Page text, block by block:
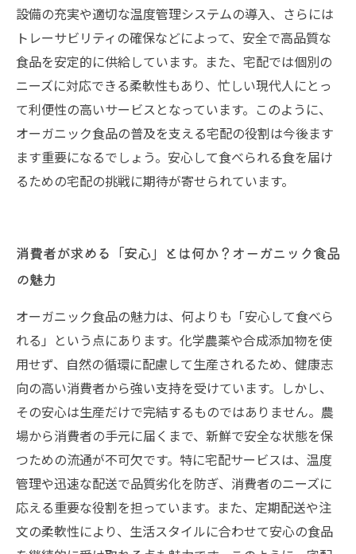
設備の充実や適切な温度管理システムの導入、さらには
トレーサビリティの確保などによって、安全で高品質な
食品を安定的に供給しています。また、宅配では個別の
ニーズに対応できる柔軟性もあり、忙しい現代人にとっ
て利便性の高いサービスとなっています。このように、
オーガニック食品の普及を支える宅配の役割は今後ます
ます重要になるでしょう。安心して食べられる食を届け
るための宅配の挑戦に期待が寄せられています。
消費者が求める「安心」とは何か？オーガニック食品
の魅力
オーガニック食品の魅力は、何よりも「安心して食べら
れる」という点にあります。化学農薬や合成添加物を使
用せず、自然の循環に配慮して生産されるため、健康志
向の高い消費者から強い支持を受けています。しかし、
その安心は生産だけで完結するものではありません。農
場から消費者の手元に届くまで、新鮮で安全な状態を保
つための流通が不可欠です。特に宅配サービスは、温度
管理や迅速な配送で品質劣化を防ぎ、消費者のニーズに
応える重要な役割を担っています。また、定期配送や注
文の柔軟性により、生活スタイルに合わせて安心の食品